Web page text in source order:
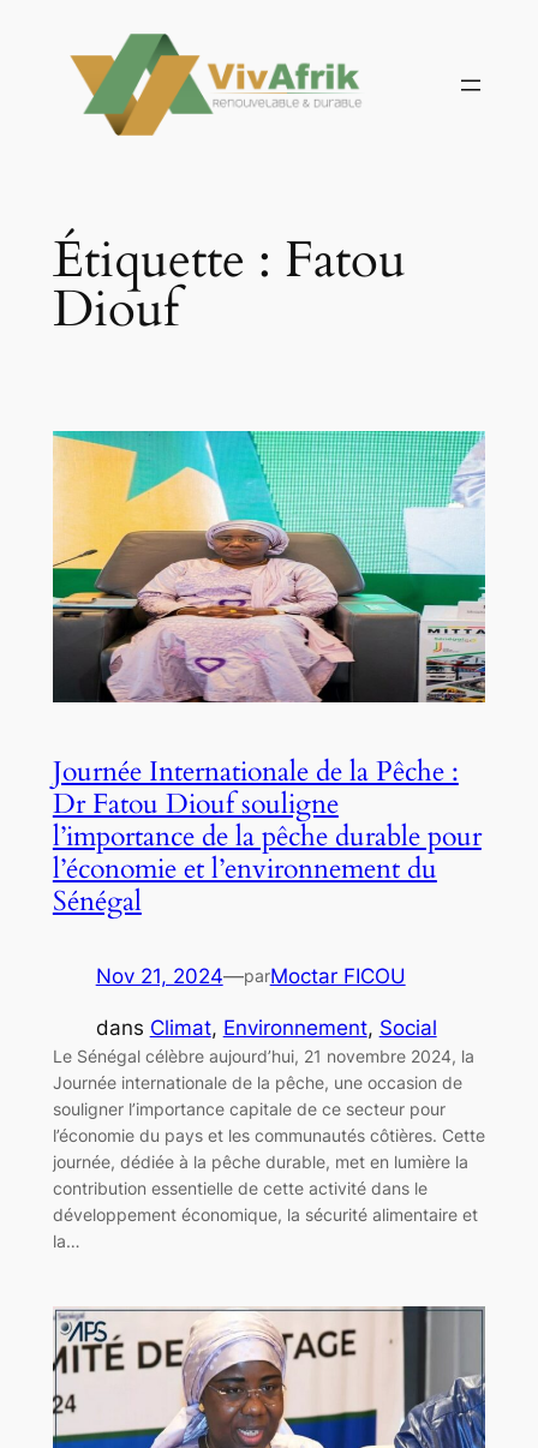
contenu
Étiquette : Fatou
Diouf
Journée Internationale de la Pêche :
Dr Fatou Diouf souligne
l’importance de la pêche durable pour
l’économie et l’environnement du
Sénégal
Nov 21, 2024—parMoctar FICOU
dans Climat, Environnement, Social
Le Sénégal célèbre aujourd’hui, 21 novembre 2024, la
Journée internationale de la pêche, une occasion de
souligner l’importance capitale de ce secteur pour
l’économie du pays et les communautés côtières. Cette
journée, dédiée à la pêche durable, met en lumière la
contribution essentielle de cette activité dans le
développement économique, la sécurité alimentaire et
la…